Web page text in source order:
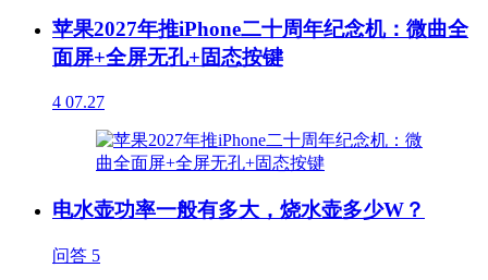
苹果2027年推iPhone二十周年纪念机：微曲全
面屏+全屏无孔+固态按键
4 07.27
电水壶功率一般有多大，烧水壶多少W？
问答 5